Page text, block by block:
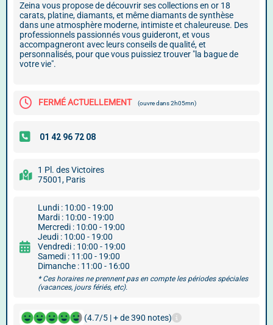
Zeina vous propose de découvrir ses collections en or 18
carats, platine, diamants, et même diamants de synthèse
dans une atmosphère moderne, intimiste et chaleureuse. Des
professionnels passionnés vous guideront, et vous
accompagneront avec leurs conseils de qualité, et
personnalisés, pour que vous puissiez trouver "la bague de
votre vie".
FERMÉ ACTUELLEMENT (ouvre dans 2h05mn)
1 Pl. des Victoires
75001, Paris
Lundi : 10:00 - 19:00
Mardi : 10:00 - 19:00
Mercredi : 10:00 - 19:00
Jeudi : 10:00 - 19:00
Vendredi : 10:00 - 19:00
Samedi : 11:00 - 19:00
Dimanche : 11:00 - 16:00
* Ces horaires ne prennent pas en compte les périodes spéciales
(vacances, jours fériés, etc).
(4.7/5 | + de 390 notes)